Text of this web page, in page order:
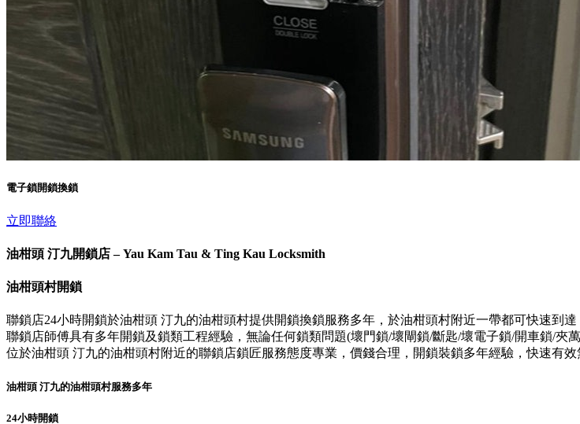
電子鎖開鎖換鎖
立即聯絡
油柑頭 汀九開鎖店 – Yau Kam Tau & Ting Kau Locksmith
油柑頭村開鎖
聯鎖店24小時開鎖於油柑頭 汀九的油柑頭村提供開鎖換鎖服務多年，於油柑頭村附近一帶都可快速到
聯鎖店師傅具有多年開鎖及鎖類工程經驗，無論任何鎖類問題(壞門鎖/壞閘鎖/斷匙/壞電子鎖/開車鎖/夾
位於油柑頭 汀九的油柑頭村附近的聯鎖店鎖匠服務態度專業，價錢合理，開鎖裝鎖多年經驗，快速有
油柑頭 汀九的油柑頭村服務多年
24小時開鎖